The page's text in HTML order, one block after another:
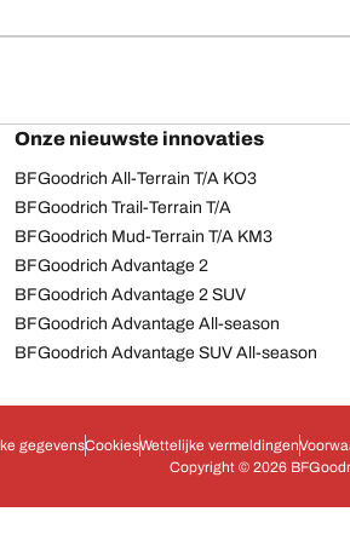
Onze nieuwste innovaties
BFGoodrich All-Terrain T/A KO3
BFGoodrich Trail-Terrain T/A
BFGoodrich Mud-Terrain T/A KM3
BFGoodrich Advantage 2
BFGoodrich Advantage 2 SUV
BFGoodrich Advantage All-season
BFGoodrich Advantage SUV All-season
gegevensCookiesWettelijke vermeldingen
Copyright © 2026